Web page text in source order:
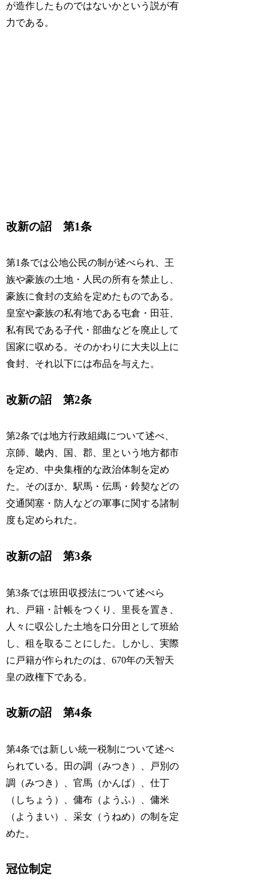
が造作したものではないかという説が有
力である。
改新の詔 第1条
第1条では公地公民の制が述べられ、王
族や豪族の土地・人民の所有を禁止し、
豪族に食封の支給を定めたものである。
皇室や豪族の私有地である屯倉・田荘、
私有民である子代・部曲などを廃止して
国家に収める。そのかわりに大夫以上に
食封、それ以下には布品を与えた。
改新の詔 第2条
第2条では地方行政組織について述べ、
京師、畿内、国、郡、里という地方都市
を定め、中央集権的な政治体制を定め
た。そのほか、駅馬・伝馬・鈴契などの
交通関塞・防人などの軍事に関する諸制
度も定められた。
改新の詔 第3条
第3条では班田収授法について述べら
れ、戸籍・計帳をつくり、里長を置き、
人々に収公した土地を口分田として班給
し、租を取ることにした。しかし、実際
に戸籍が作られたのは、670年の天智天
皇の政権下である。
改新の詔 第4条
第4条では新しい統一税制について述べ
られている。田の調（みつき）、戸別の
調（みつき）、官馬（かんば）、仕丁
（しちょう）、傭布（ようふ）、傭米
（ようまい）、采女（うねめ）の制を定
めた。
冠位制定